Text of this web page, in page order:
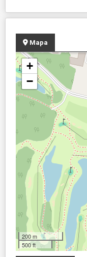
Mapa
+
−
200 m
500 ft